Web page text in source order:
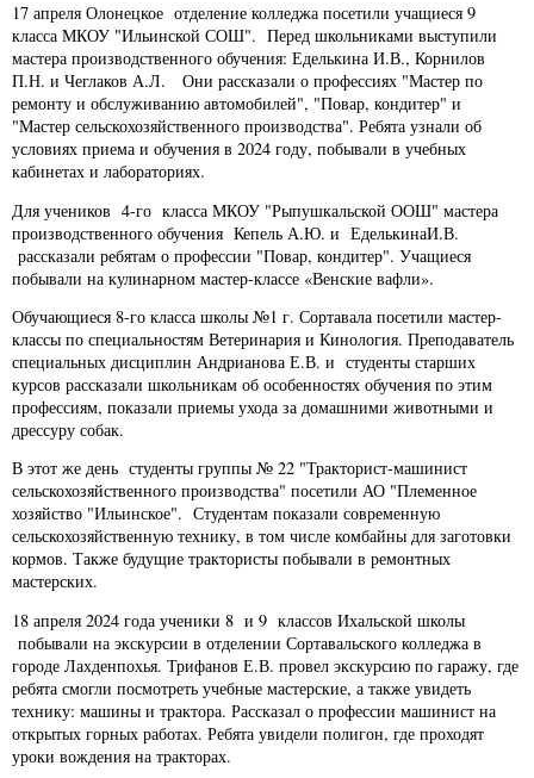
17 апреля Олонецкое отделение колледжа посетили учащиеся 9
класса МКОУ "Ильинской СОШ". Перед школьниками выступили
мастера производственного обучения: Еделькина И.В., Корнилов
П.Н. и Чеглаков А.Л. Они рассказали о профессиях "Мастер по
ремонту и обслуживанию автомобилей", "Повар, кондитер" и
"Мастер сельскохозяйственного производства". Ребята узнали об
условиях приема и обучения в 2024 году, побывали в учебных
кабинетах и лабораториях.
Для учеников 4-го класса МКОУ "Рыпушкальской ООШ" мастера
производственного обучения Кепель А.Ю. и ЕделькинаИ.В.
рассказали ребятам о профессии "Повар, кондитер". Учащиеся
побывали на кулинарном мастер-классе «Венские вафли».
Обучающиеся 8-го класса школы №1 г. Сортавала посетили мастер-
классы по специальностям Ветеринария и Кинология. Преподаватель
специальных дисциплин Андрианова Е.В. и студенты старших
курсов рассказали школьникам об особенностях обучения по этим
профессиям, показали приемы ухода за домашними животными и
дрессуру собак.
В этот же день студенты группы № 22 "Тракторист-машинист
сельскохозяйственного производства" посетили АО "Племенное
хозяйство "Ильинское". Студентам показали современную
сельскохозяйственную технику, в том числе комбайны для заготовки
кормов. Также будущие трактористы побывали в ремонтных
мастерских.
18 апреля 2024 года ученики 8 и 9 классов Ихальской школы
побывали на экскурсии в отделении Сортавальского колледжа в
городе Лахденпохья. Трифанов Е.В. провел экскурсию по гаражу, где
ребята смогли посмотреть учебные мастерские, а также увидеть
технику: машины и трактора. Рассказал о профессии машинист на
открытых горных работах. Ребята увидели полигон, где проходят
уроки вождения на тракторах.